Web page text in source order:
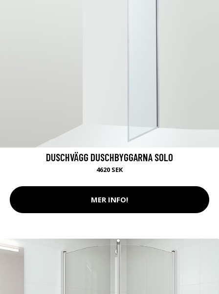
DUSCHVÄGG DUSCHBYGGARNA SOLO
4620 SEK
MER INFO!